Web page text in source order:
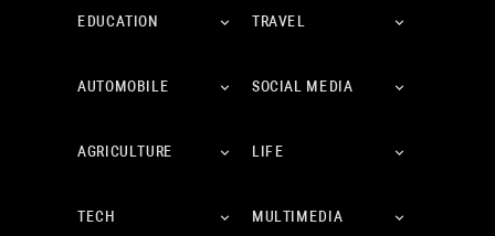
EDUCATION TRAVEL
AUTOMOBILE SOCIAL MEDIA
AGRICULTURE LIFE
TECH MULTIMEDIA